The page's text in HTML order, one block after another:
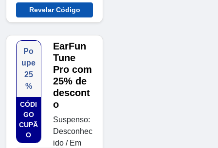
Revelar Código
Po
upe
25
%
CÓDI
GO
CUPÃ
O
EarFun
Tune
Pro com
25% de
descont
o
Suspenso:
Desconhec
ido / Em